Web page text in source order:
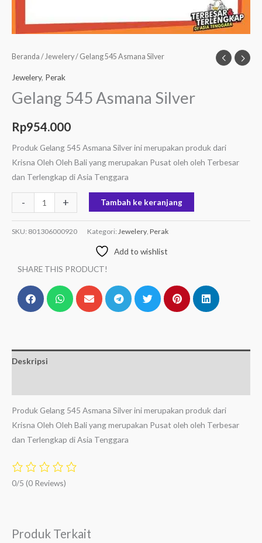
Beranda /Jewelery/ Gelang 545 Asmana Silver
Jewelery, Perak
Gelang 545 Asmana Silver
Rp954.000
Produk Gelang 545 Asmana Silver ini merupakan produk dari
Krisna Oleh Oleh Bali yang merupakan Pusat oleh oleh Terbesar
dan Terlengkap di Asia Tenggara
- + Tambah ke keranjang
SKU: 801306000920 Kategori: Jewelery Perak
Add to wishlist
SHARE THIS PRODUCT!
Deskripsi
Produk Gelang 545 Asmana Silver ini merupakan produk dari
Krisna Oleh Oleh Bali yang merupakan Pusat oleh oleh Terbesar
dan Terlengkap di Asia Tenggara
0/5 (0 Reviews)
Produk Terkait